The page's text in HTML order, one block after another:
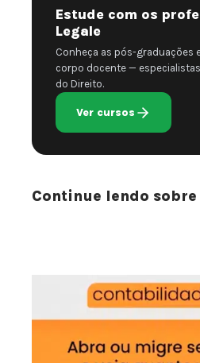
Estude com os
Legale
Conheça as pós-graduações
corpo docente —
do Direito.
Ver cursos
Continue lendo sobre